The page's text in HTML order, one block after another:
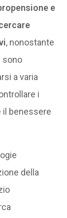
e
, nonostante
sono
a varia
i
il benessere
della